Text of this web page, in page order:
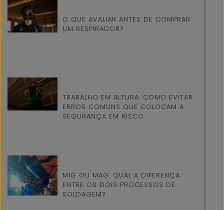
O QUE AVALIAR ANTES DE COMPRAR
UM RESPIRADOR?
TRABALHO EM ALTURA: COMO EVITAR
ERROS COMUNS QUE COLOCAM A
SEGURANÇA EM RISCO
MIG OU MAG: QUAL A DIFERENÇA
ENTRE OS DOIS PROCESSOS DE
SOLDAGEM?